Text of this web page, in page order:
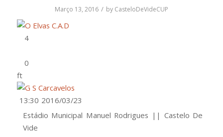
Março 13, 2016 / by CasteloDeVideCUP
ft
2016/03/23
13:30
Estádio Municipal Manuel Rodrigues || Castelo De
Vide